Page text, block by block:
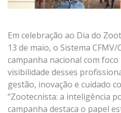
Em celebração ao Dia do
13 de maio, o Sistema
campanha nacional com
visibilidade desses
gestão, inovação e cuidado
“Zootecnista: a inteligência
campanha destaca o papel